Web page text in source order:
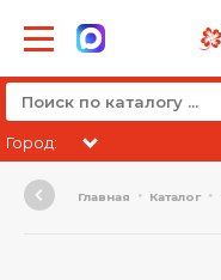
Город:
Главная Каталог